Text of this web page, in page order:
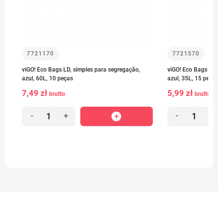
7721170
viGO! Eco Bags LD, simples para segregação,
azul, 60L, 10 peças
7,49 zł brutto
- +
7721570
viGO! Eco Bags
azul, 35L, 15 peças
5,99 zł brutto
-